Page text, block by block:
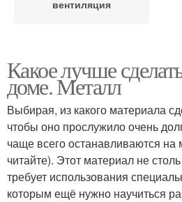
вентиляция
Какое лучше
доме. Металл
Выбирая, из какого материала
чтобы оно прослужило очень
чаще всего останавливаются на
читайте). Этот материал не
требует использования
которым ещё нужно научиться